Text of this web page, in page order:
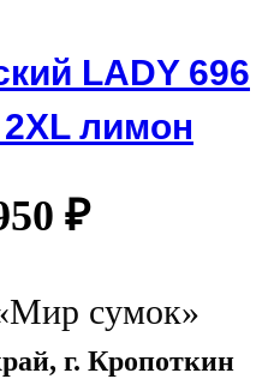
LADY 696
лимон
₽
сумок»
г. Кропоткин